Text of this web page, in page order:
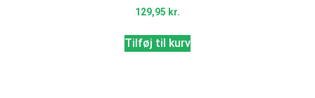
129,95 kr.
Tilføj til kurv